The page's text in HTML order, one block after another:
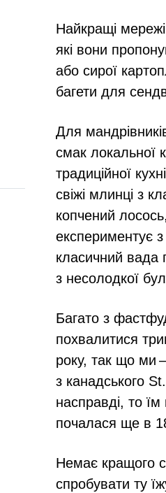
Найкращі
які вони
або сирої
багети для
Для
смак локальної
традиційної
свіжі млинці з
копчений
експериментує
класичний вада
з несолодкої
Багато з
похвалитися
року, так що ми
з канадського
насправді, то
почалася ще в
Немає кращого
спробувати ту